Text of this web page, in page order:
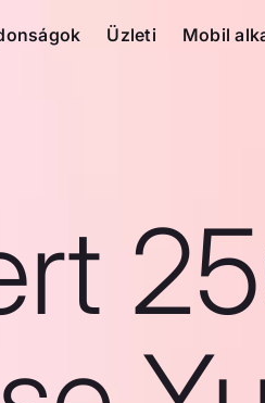
Üzleti Mobil